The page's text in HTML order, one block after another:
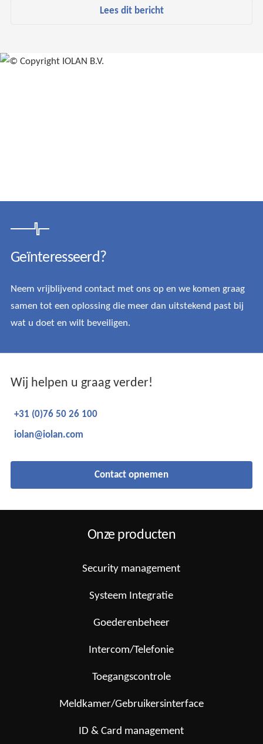
Lees dit bericht
Geïnteresseerd?
Neem vrijblijvend contact met ons op en we komen graag
samen tot een oplossing die meer dan uitstekend past bij
wat u doet en wilt beveiligen.
Wij helpen u graag verder!
+31 (0)76 50 26 100
iolan@iolan.com
Contact opnemen
Onze producten
Security management
Systeem Integratie
Goederenbeheer
Intercom/Telefonie
Toegangscontrole
Meldkamer/Gebruikersinterface
ID & Card management